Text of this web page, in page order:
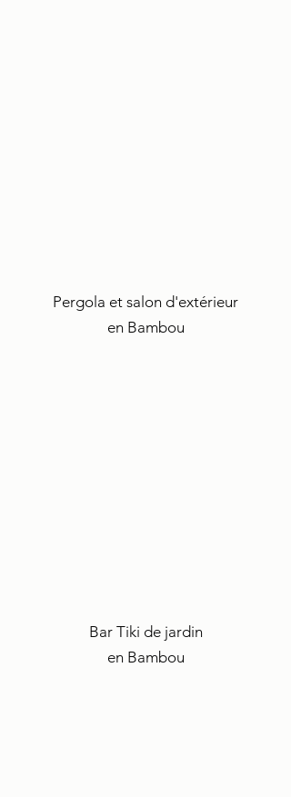
Pergola et salon d'extérieur
en Bambou
Bar Tiki de jardin
en Bambou